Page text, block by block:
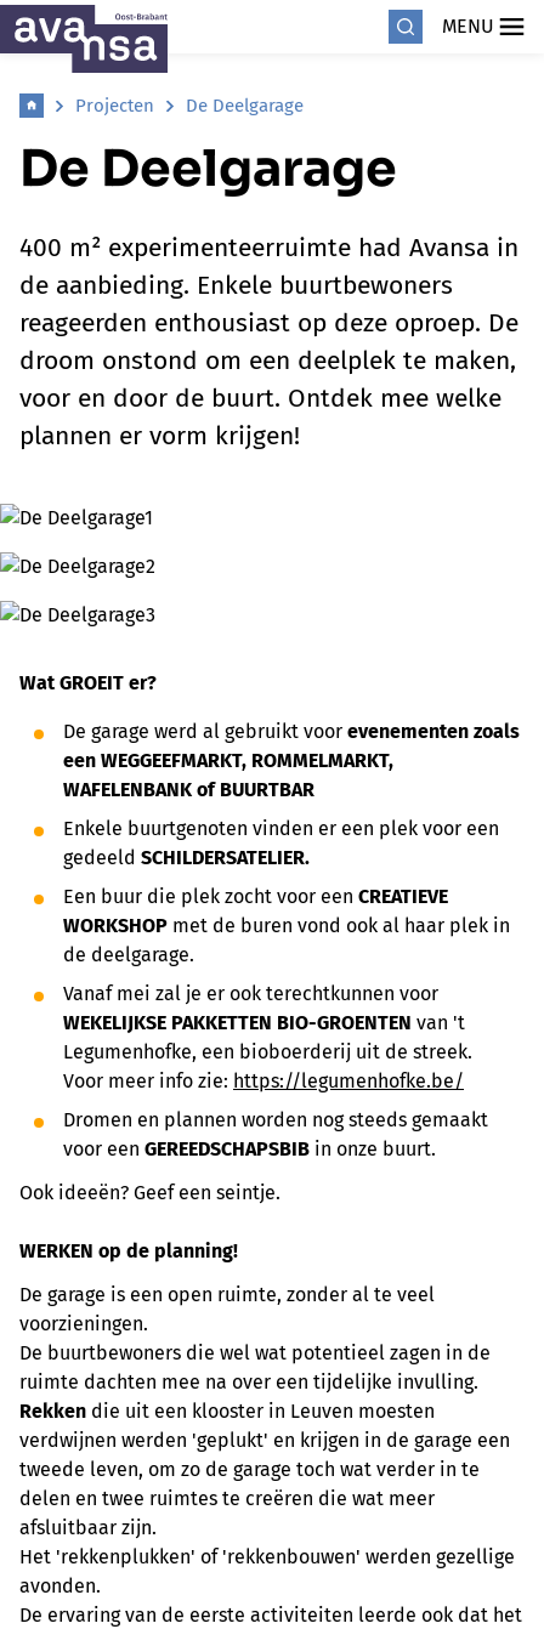
MENU
Projecten De Deelgarage
De Deelgarage
400 m² experimenteerruimte had Avansa in
de aanbieding. Enkele buurtbewoners
reageerden enthousiast op deze oproep. De
droom onstond om een deelplek te maken,
voor en door de buurt. Ontdek mee welke
plannen er vorm krijgen!
Wat GROEIT er?
De garage werd al gebruikt voor evenementen zoals
een WEGGEEFMARKT, ROMMELMARKT,
WAFELENBANK of BUURTBAR
Enkele buurtgenoten vinden er een plek voor een
gedeeld SCHILDERSATELIER.
Een buur die plek zocht voor een CREATIEVE
WORKSHOP met de buren vond ook al haar plek in
de deelgarage.
Vanaf mei zal je er ook terechtkunnen voor
WEKELIJKSE PAKKETTEN BIO-GROENTEN van 't
Legumenhofke, een bioboerderij uit de streek.
Voor meer info zie: https://legumenhofke.be/
Dromen en plannen worden nog steeds gemaakt
voor een GEREEDSCHAPSBIB in onze buurt.
Ook ideeën? Geef een seintje.
WERKEN op de planning!
De garage is een open ruimte, zonder al te veel
voorzieningen.
De buurtbewoners die wel wat potentieel zagen in de
ruimte dachten mee na over een tijdelijke invulling.
Rekken die uit een klooster in Leuven moesten
verdwijnen werden 'geplukt' en krijgen in de garage een
tweede leven, om zo de garage toch wat verder in te
delen en twee ruimtes te creëren die wat meer
afsluitbaar zijn.
Het 'rekkenplukken' of 'rekkenbouwen' werden gezellige
avonden.
De ervaring van de eerste activiteiten leerde ook dat het